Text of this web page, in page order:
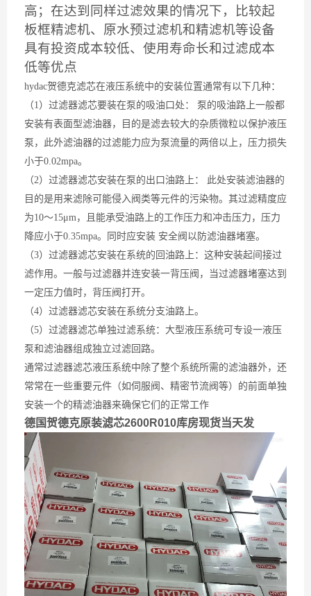
高；在达到同样过滤效果的情况下，比较起
板框精滤机、原水预过滤机和精滤机等设备
具有投资成本较低、使用寿命长和过滤成本
低等优点
hydac贺德克滤芯在液压系统中的安装位置通常有以下几种：
（1）过滤器滤芯要装在泵的吸油口处： 泵的吸油路上一般都
安装有表面型滤油器，目的是滤去较大的杂质微粒以保护液压
泵，此外滤油器的过滤能力应为泵流量的两倍以上，压力损失
小于0.02mpa。
（2）过滤器滤芯安装在泵的出口油路上： 此处安装滤油器的
目的是用来滤除可能侵入阀类等元件的污染物。其过滤精度应
为10～15μm，且能承受油路上的工作压力和冲击压力，压力
降应小于0.35mpa。同时应安装 安全阀以防滤油器堵塞。
（3）过滤器滤芯安装在系统的回油路上：这种安装起间接过
滤作用。一般与过滤器并连安装一背压阀，当过滤器堵塞达到
一定压力值时，背压阀打开。
（4）过滤器滤芯安装在系统分支油路上。
（5）过滤器滤芯单独过滤系统：大型液压系统可专设一液压
泵和滤油器组成独立过滤回路。
通常过滤器滤芯液压系统中除了整个系统所需的滤油器外，还
常常在一些重要元件（如伺服阀、精密节流阀等）的前面单独
安装一个的精滤油器来确保它们的正常工作
德国贺德克原装滤芯2600R010库房现货当天发